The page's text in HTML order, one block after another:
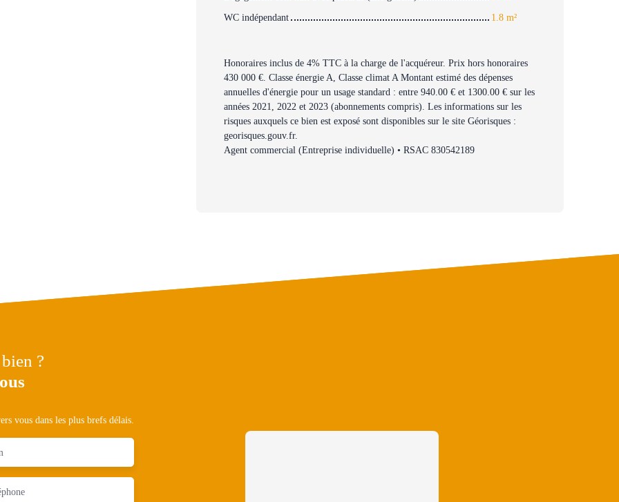
WC indépendant
1.8 m²
Honoraires inclus de 4% TTC à la charge de l'acquéreur. Prix hors honoraires
430 000 €. Classe énergie A, Classe climat A Montant estimé des dépenses
annuelles d'énergie pour un usage standard : entre 940.00 € et 1300.00 € sur les
années 2021, 2022 et 2023 (abonnements compris). Les informations sur les
risques auxquels ce bien est exposé sont disponibles sur le site Géorisques :
georisques.gouv.fr.
Agent commercial (Entreprise individuelle) • RSAC 830542189
?
vous dans les plus brefs délais.